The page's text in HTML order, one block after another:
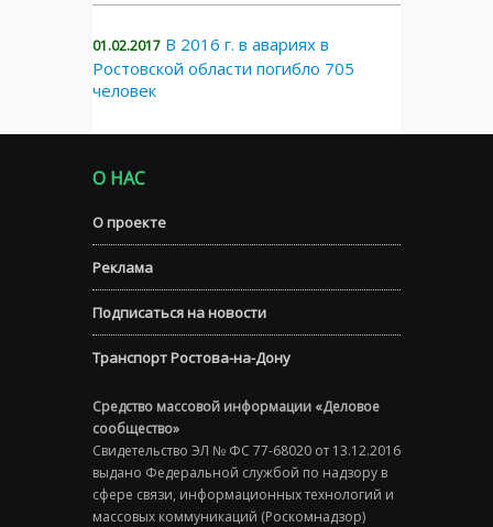
01.02.2017 В 2016 г. в авариях в
Ростовской области погибло 705
человек
О НАС
О проекте
Реклама
Подписаться на новости
Транспорт Ростова-на-Дону
Средство массовой информации «Деловое
сообщество»
Свидетельство ЭЛ № ФС 77-68020 от 13.12.2016
выдано Федеральной службой по надзору в
сфере связи, информационных технологий и
массовых коммуникаций (Роскомнадзор)